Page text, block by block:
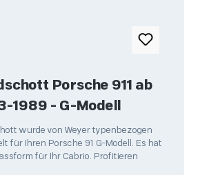
Porsche 911 ab
Baujahr 1973-1989 - G-Modell
wurde von Weyer typenbezogen
für Ihren Porsche 91 G-Modell. Es hat
für Ihr Cabrio. Profitieren